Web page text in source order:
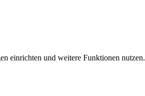
einrichten und weitere Funktionen nutzen.